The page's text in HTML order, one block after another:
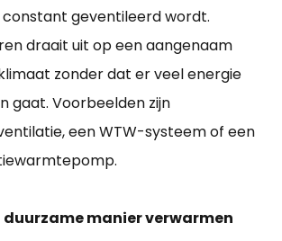
constant geventileerd wordt.
draait uit op een aangenaam
zonder dat er veel energie
gaat. Voorbeelden zijn
een WTW-systeem of een
duurzame manier verwarmen